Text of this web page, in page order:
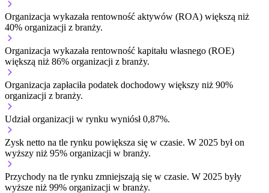
Organizacja wykazała rentowność aktywów (ROA) większą niż
40% organizacji z branży.
Organizacja wykazała rentowność kapitału własnego (ROE)
większą niż 86% organizacji z branży.
Organizacja zapłaciła podatek dochodowy większy niż 90%
organizacji z branży.
Udział organizacji w rynku wyniósł 0,87%.
Zysk netto na tle rynku powiększa się w czasie. W 2025 był on
wyższy niż 95% organizacji w branży.
Przychody na tle rynku zmniejszają się w czasie. W 2025 były
wyższe niż 99% organizacji w branży.